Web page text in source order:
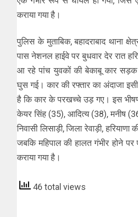
कराया गया है।
पुलिस के मुताबिक, बहादराबाद थाना
पास नेशनल हाईवे पर बुधवार देर रात
आ रहे पांच युवकों की बेकाबू कार
घुस गई। कार की रफ्तार का अंदाजा
है कि कार के परखच्चे उड़ गए। इस
केयर सिंह (35), आदित्य (38), मनीष
निवासी लिसाड़ी, जिला रेवाड़ी, हरियाणा
जबकि महिपाल की हालत गंभीर होने
कराया गया है।
46 total views